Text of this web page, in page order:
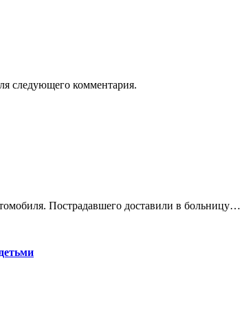
следующего комментария.
Пострадавшего доставили в больницу…